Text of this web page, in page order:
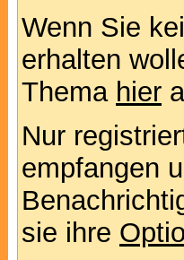
Wenn Sie
erhalten
Thema hier
Nur
empfangen
sie ihre